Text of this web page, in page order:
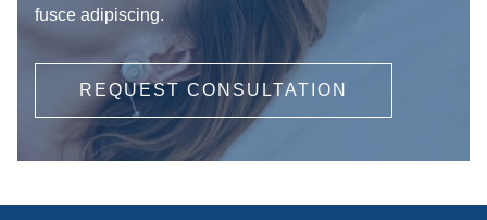
fusce adipiscing.
REQUEST CONSULTATION